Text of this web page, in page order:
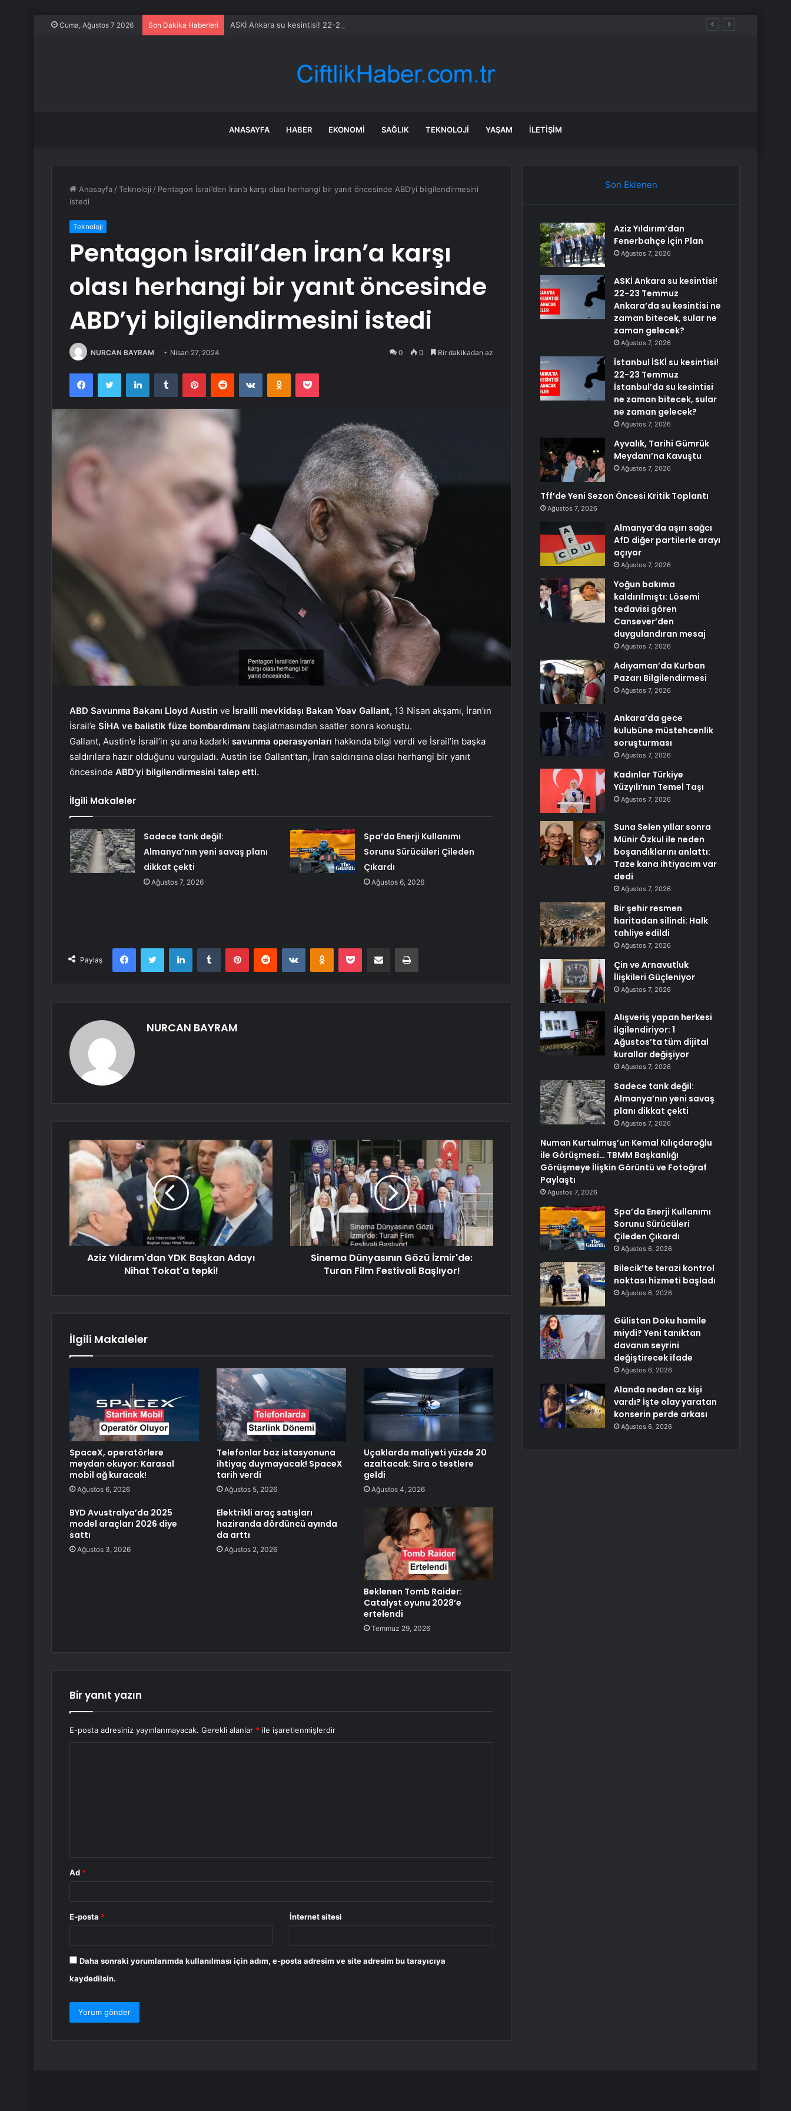
Cuma, Ağustos 7 2026 Son Dakika Haberleri ASKİ Ankara su kesintisi! 22-23 Temmuz Ankara’da su kesintisi ne zaman bitecek, sular ne zaman gelecek?
ANASAYFA HABER EKONOMI SAĞLIK TEKNOLOJI YAŞAM İLETIŞIM
Anasayfa /Teknoloji / Pentagon İsrail’den İran’a karşı olası herhangi bir yanıt öncesinde ABD’yi bilgilendirmesini
istedi
Teknoloji
Pentagon İsrail’den İran’a karşı
olası herhangi bir yanıt öncesinde
ABD’yi bilgilendirmesini istedi
NURCAN BAYRAM Nisan 27, 2024 0 0 Bir dakikadan az
FacebookTwitter LinkedInTumblr PinterestReddit VKontakteOdnoklassniki
Pocket
ABD Savunma Bakanı Lloyd Austin ve İsrailli mevkidaşı Bakan Yoav Gallant, 13 Nisan akşamı, İran’ın
İsrail’e SİHA ve balistik füze bombardımanı başlatmasından saatler sonra konuştu.
Gallant, Austin’e İsrail’in şu ana kadarki savunma operasyonları hakkında bilgi verdi ve İsrail’in başka
saldırılara hazır olduğunu vurguladı. Austin ise Gallant’tan, İran saldırısına olası herhangi bir yanıt
öncesinde ABD’yi bilgilendirmesini talep etti.
İlgili Makaleler
Sadece tank değil:
Almanya’nın yeni savaş planı
dikkat çekti
Ağustos 7, 2026
Spa’da Enerji Kullanımı
Sorunu Sürücüleri Çileden
Çıkardı
Ağustos 6, 2026
Paylaş
FacebookTwitter LinkedInTumblr PinterestReddit VKontakteOdnoklassniki
Pocket E-Posta ile paylaş Yazdır
NURCAN BAYRAM
Aziz Yıldırım'dan YDK Başkan Adayı
Nihat Tokat'a tepki!
Sinema Dünyasının Gözü İzmir'de:
Turan Film Festivali Başlıyor!
İlgili Makaleler
SpaceX, operatörlere
meydan okuyor: Karasal
mobil ağ kuracak!
Ağustos 6, 2026
Telefonlar baz istasyonuna
ihtiyaç duymayacak! SpaceX
tarih verdi
Ağustos 5, 2026
Uçaklarda maliyeti yüzde 20
azaltacak: Sıra o testlere
geldi
Ağustos 4, 2026
BYD Avustralya’da 2025
model araçları 2026 diye
sattı
Ağustos 3, 2026
Elektrikli araç satışları
haziranda dördüncü ayında
da arttı
Ağustos 2, 2026
Beklenen Tomb Raider:
Catalyst oyunu 2028’e
ertelendi
Temmuz 29, 2026
Bir yanıt yazın
E-posta adresiniz yayınlanmayacak. Gerekli alanlar * ile işaretlenmişlerdir
Ad *
E-posta * İnternet sitesi
Daha sonraki yorumlarımda kullanılması için adım, e-posta adresim ve site adresim bu tarayıcıya
kaydedilsin.
Son Eklenen
Aziz Yıldırım’dan
Fenerbahçe İçin Plan
Ağustos 7, 2026
ASKİ Ankara su kesintisi!
22-23 Temmuz
Ankara’da su kesintisi ne
zaman bitecek, sular ne
zaman gelecek?
Ağustos 7, 2026
İstanbul İSKİ su kesintisi!
22-23 Temmuz
İstanbul’da su kesintisi
ne zaman bitecek, sular
ne zaman gelecek?
Ağustos 7, 2026
Ayvalık, Tarihi Gümrük
Meydanı’na Kavuştu
Ağustos 7, 2026
Tff’de Yeni Sezon Öncesi Kritik Toplantı
Ağustos 7, 2026
Almanya’da aşırı sağcı
AfD diğer partilerle arayı
açıyor
Ağustos 7, 2026
Yoğun bakıma
kaldırılmıştı: Lösemi
tedavisi gören
Cansever’den
duygulandıran mesaj
Ağustos 7, 2026
Adıyaman’da Kurban
Pazarı Bilgilendirmesi
Ağustos 7, 2026
Ankara’da gece
kulubüne müstehcenlik
soruşturması
Ağustos 7, 2026
Kadınlar Türkiye
Yüzyılı’nın Temel Taşı
Ağustos 7, 2026
Suna Selen yıllar sonra
Münir Özkul ile neden
boşandıklarını anlattı:
Taze kana ihtiyacım var
dedi
Ağustos 7, 2026
Bir şehir resmen
haritadan silindi: Halk
tahliye edildi
Ağustos 7, 2026
Çin ve Arnavutluk
İlişkileri Güçleniyor
Ağustos 7, 2026
Alışveriş yapan herkesi
ilgilendiriyor: 1
Ağustos’ta tüm dijital
kurallar değişiyor
Ağustos 7, 2026
Sadece tank değil:
Almanya’nın yeni savaş
planı dikkat çekti
Ağustos 7, 2026
Numan Kurtulmuş’un Kemal Kılıçdaroğlu
ile Görüşmesi… TBMM Başkanlığı
Görüşmeye İlişkin Görüntü ve Fotoğraf
Paylaştı
Ağustos 7, 2026
Spa’da Enerji Kullanımı
Sorunu Sürücüleri
Çileden Çıkardı
Ağustos 6, 2026
Bilecik’te terazi kontrol
noktası hizmeti başladı
Ağustos 6, 2026
Gülistan Doku hamile
miydi? Yeni tanıktan
davanın seyrini
değiştirecek ifade
Ağustos 6, 2026
Alanda neden az kişi
vardı? İşte olay yaratan
konserin perde arkası
Ağustos 6, 2026